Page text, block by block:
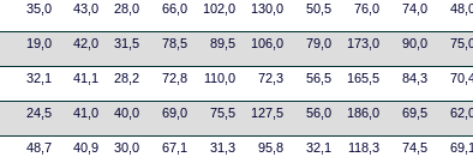
35,0 43,0 28,0 66,0 102,0 130,0 50,5 76,0 74,0
19,0 42,0 31,5 78,5 89,5 106,0 79,0 173,0 90,0
32,1 41,1 28,2 72,8 110,0 72,3 56,5 165,5 84,3
24,5 41,0 40,0 69,0 75,5 127,5 56,0 186,0 69,5
48,7 40,9 30,0 67,1 31,3 95,8 32,1 118,3 74,5 69,1